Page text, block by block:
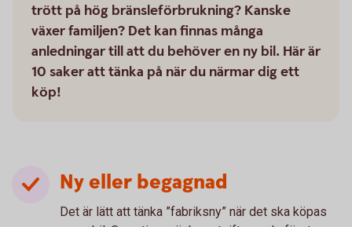
trött på hög bränsleförbrukning? Kanske
växer familjen? Det kan finnas många
anledningar till att du behöver en ny bil. Här är
10 saker att tänka på när du närmar dig ett
köp!
Ny eller begagnad
Det är lätt att tänka ”fabriksny” när det ska köpas